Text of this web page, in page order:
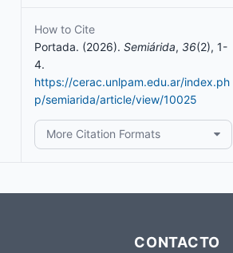
How to Cite
Portada. (2026). Semiárida, 36(2), 1-
4.
https://cerac.unlpam.edu.ar/index.ph
p/semiarida/article/view/10025
More Citation Formats
CONTACTO